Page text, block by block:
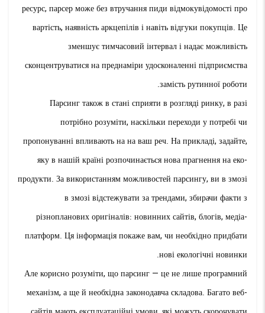
ресурс, парсер може без втручання пиди відмокувідомості про
вартість, наявність аркцепілів і навіть відгуки покупців. Це
зменшує тимчасовий інтервал і надає можливість
сконцентруватися на преднаміри удосконаленні підприємства
замість рутинної роботи.
Парсинг також в стані сприяти в розгляді ринку, в разі
потрібно розуміти, наскільки переходи у потребі чи
пропонуванні впливають на на ваш реч. На прикладі, задайте,
яку в нашій країні розпочинається нова прагнення на еко-
продукти. За використанням можливостей парсингу, ви в змозі
в змозі відстежувати за трендами, збирачи факти з
різнопланових оригіналів: новинних сайтів, блогів, медіа-
платформ. Ця інформація покаже вам, чи необхідно придбати
нові екологічні новинки.
Але корисно розуміти, що парсинг — це не лише програмний
механізм, а ще й необхідна законодавча складова. Багато веб-